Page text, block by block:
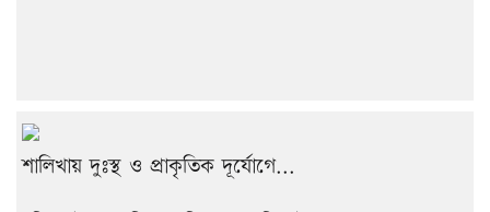
শালিখায় দুঃস্থ ও প্রাকৃতিক দূর্যোগে...